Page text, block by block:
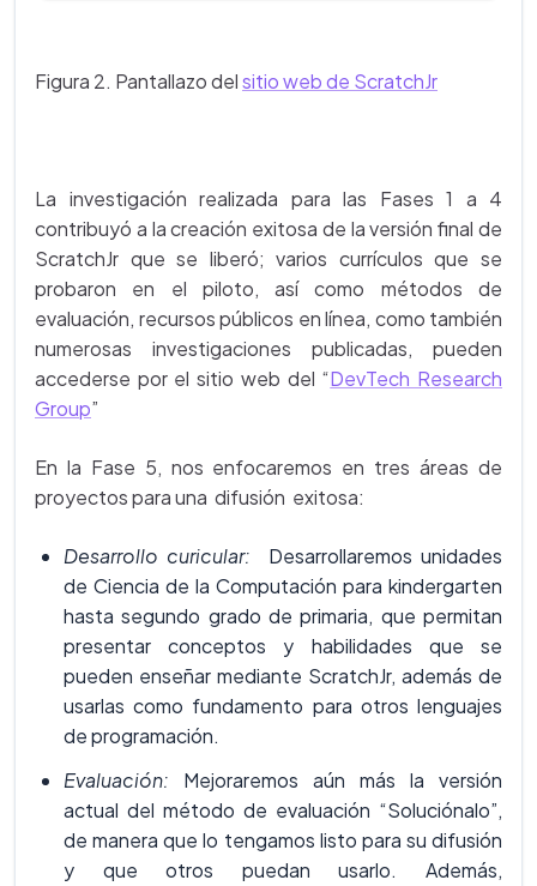
Figura 2. Pantallazo delsitio web de ScratchJr
La investigación realizada para las Fases 1 a 4
contribuyó a la creación exitosa de la versión final de
ScratchJr que se liberó; varios currículos que se
probaron en el piloto, así como métodos de
evaluación, recursos públicos en línea, como también
numerosas investigaciones publicadas, pueden
accederse por el sitio web del “DevTech Research
Group”
En la Fase 5, nos enfocaremos en tres áreas de
proyectos para una difusión exitosa:
Desarrollo curicular:
Desarrollaremos unidades
de Ciencia de la Computación para kindergarten
hasta segundo grado de primaria, que permitan
presentar conceptos y habilidades que se
pueden enseñar mediante ScratchJr, además de
usarlas como fundamento para otros lenguajes
de programación.
Evaluación: Mejoraremos aún más la versión
actual del método de evaluación “Soluciónalo”,
de manera que lo tengamos listo para su difusión
y que otros puedan usarlo. Además,